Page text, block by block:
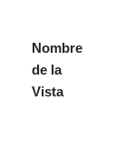
Nombre
de la
Vista